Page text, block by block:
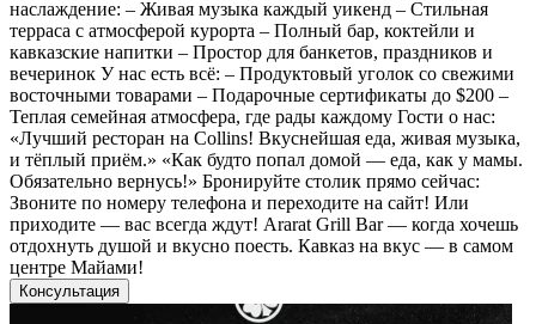
наслаждение: – Живая музыка каждый уикенд – Стильная
терраса с атмосферой курорта – Полный бар, коктейли и
кавказские напитки – Простор для банкетов, праздников и
вечеринок У нас есть всё: – Продуктовый уголок со свежими
восточными товарами – Подарочные сертификаты до $200 –
Теплая семейная атмосфера, где рады каждому Гости о нас:
«Лучший ресторан на Collins! Вкуснейшая еда, живая музыка,
и тёплый приём.» «Как будто попал домой — еда, как у мамы.
Обязательно вернусь!» Бронируйте столик прямо сейчас:
Звоните по номеру телефона и переходите на сайт! Или
приходите — вас всегда ждут! Ararat Grill Bar — когда хочешь
отдохнуть душой и вкусно поесть. Кавказ на вкус — в самом
центре Майами!
Консультация